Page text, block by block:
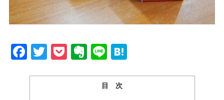
Facebook
Twitter
PocketEvernote
Line
目 次